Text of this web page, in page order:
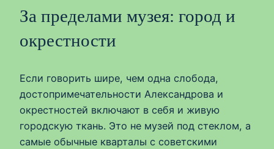
За пределами музея: город и
окрестности
Если говорить шире, чем одна слобода,
достопримечательности Александрова и
окрестностей включают в себя и живую
городскую ткань. Это не музей под стеклом, а
самые обычные кварталы с советскими